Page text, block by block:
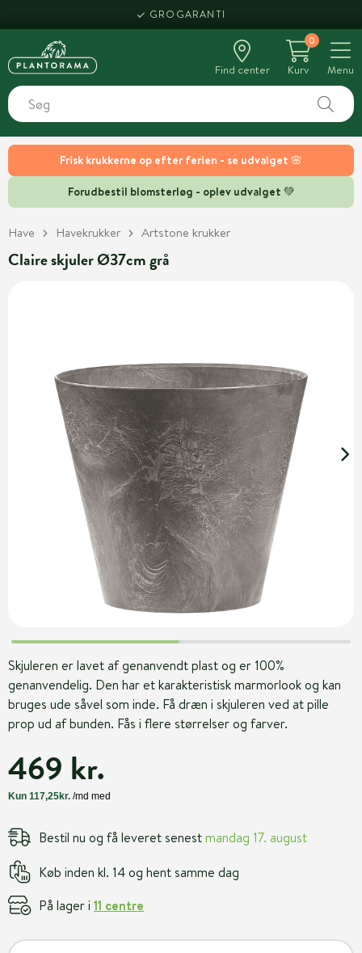
Frisk krukkerne op efter ferien - se udvalget 🌸
Forudbestil blomsterløg - oplev udvalget 💚
GROGARANTI
Find center
0
Kurv
Menu
Have Havekrukker Artstone krukker
Claire skjuler Ø37cm grå
Skjuleren er lavet af genanvendt plast og er 100%
genanvendelig. Den har et karakteristisk marmorlook og kan
bruges ude såvel som inde. Få dræn i skjuleren ved at pille
prop ud af bunden. Fås i flere størrelser og farver.
469 kr.
Bestil nu og få leveret senestmandag 17. august
Køb inden kl. 14 og hent samme dag
På lager i 11 centre